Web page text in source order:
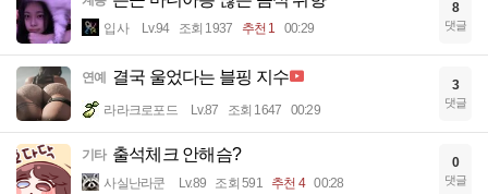
입사 Lv.94 조회 1937 추천 1 00:29
8
댓글
연예 결국 울었다는 블핑 지수
라라크로포드 Lv.87 조회 1647 00:29
3
댓글
기타 출석체크 안해슴?
사실난라쿤 Lv.89 조회 591 추천 4 00:28
0
댓글